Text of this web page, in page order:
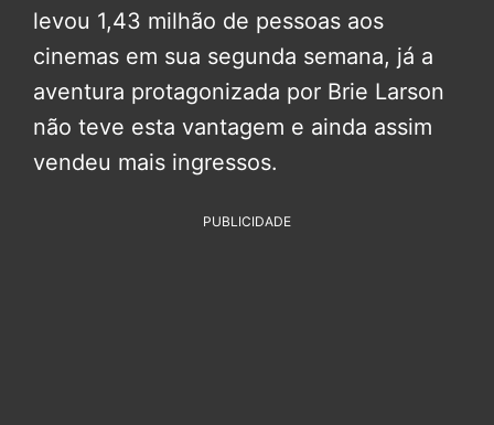
levou 1,43 milhão de pessoas aos
cinemas em sua segunda semana, já a
aventura protagonizada por Brie Larson
não teve esta vantagem e ainda assim
vendeu mais ingressos.
PUBLICIDADE